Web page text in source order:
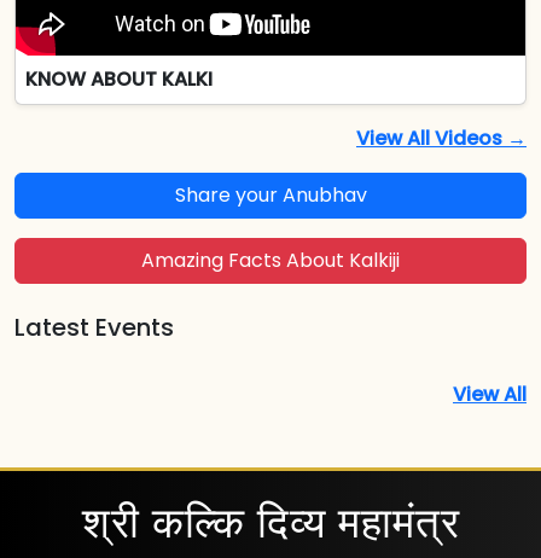
KNOW ABOUT KALKI
View All Videos →
Share your Anubhav
Amazing Facts About Kalkiji
Latest Events
View All
श्री कल्कि दिव्य महामंत्र